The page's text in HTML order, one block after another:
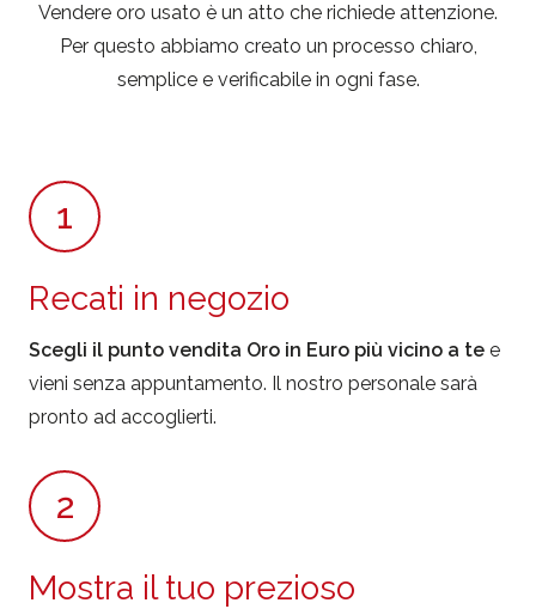
Vendere oro usato è un atto che richiede attenzione.
Per questo abbiamo creato un processo chiaro,
semplice e verificabile in ogni fase.
1
Recati in negozio
Scegli il punto vendita Oro in Euro più vicino a te e
vieni senza appuntamento. Il nostro personale sarà
pronto ad accoglierti.
2
Mostra il tuo prezioso